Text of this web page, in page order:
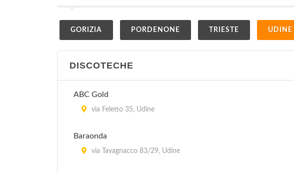
GORIZIA PORDENONE TRIESTE UDINE
DISCOTECHE
ABC Gold
via Feletto 35, Udine
Baraonda
via Tavagnacco 83/29, Udine